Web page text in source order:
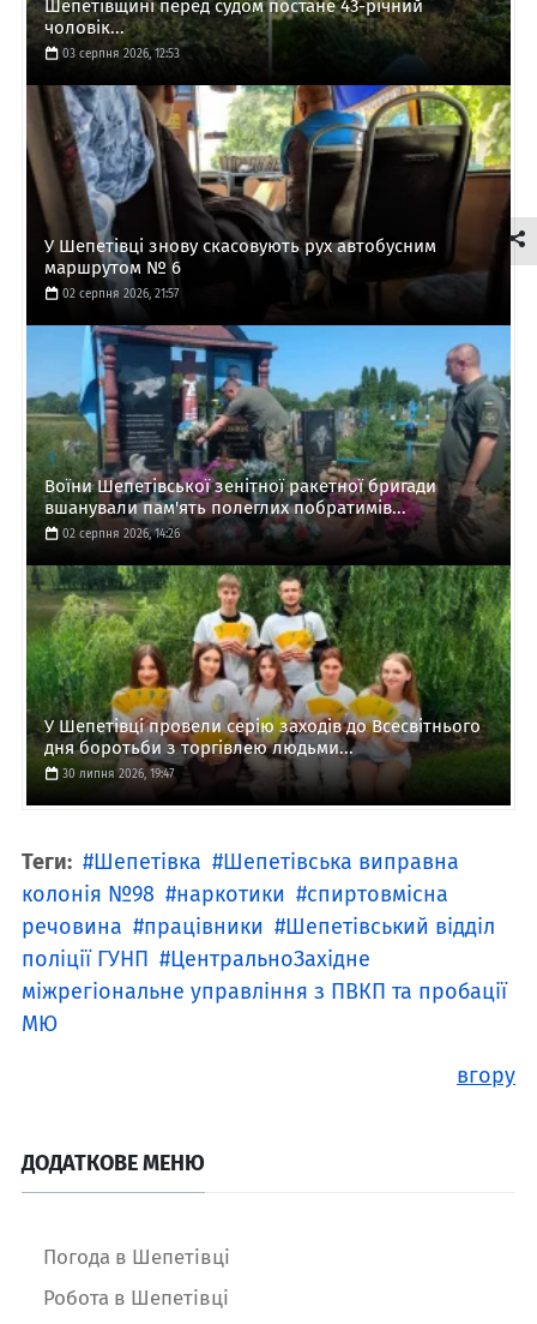
Шепетівщині перед судом постане 43-річний
чоловік...
03 серпня 2026, 12:53
У Шепетівці знову скасовують рух автобусним
маршрутом № 6
02 серпня 2026, 21:57
Воїни Шепетівської зенітної ракетної бригади
вшанували пам'ять полеглих побратимів...
02 серпня 2026, 14:26
У Шепетівці провели серію заходів до Всесвітнього
дня боротьби з торгівлею людьми...
30 липня 2026, 19:47
Теги: Шепетівка
Шепетівська виправна
колонія №98
наркотики
спиртовмісна
речовина
працівники
Шепетівський відділ
поліції ГУНП
ЦентральноЗахідне
міжрегіональне управління з ПВКП та пробації
МЮ
вгору
ДОДАТКОВЕ МЕНЮ
Погода в Шепетівці
Робота в Шепетівці